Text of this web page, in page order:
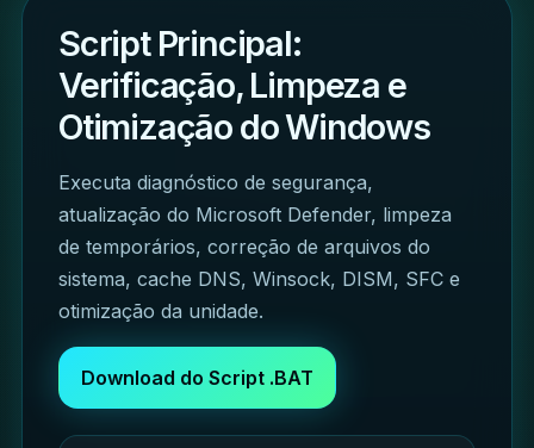
Script Principal:
Verificação, Limpeza e
Otimização do Windows
Executa diagnóstico de segurança,
atualização do Microsoft Defender, limpeza
de temporários, correção de arquivos do
sistema, cache DNS, Winsock, DISM, SFC e
otimização da unidade.
Download do Script .BAT